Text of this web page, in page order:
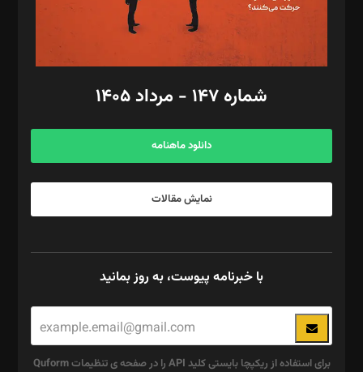
گرافیک و صفحه‌آرایی: سید‌سبحان‌علی ثابت
مد‌یر توسعه تجاری: کامبیز برید‌
امور مالی: شاپور رهبری، محمد‌ کاظمی‌نیا
آگهی و مشترکین: ۰۹۱۹۹۹۹۰۴۵۴
شماره ۱۴۷ - مرداد ۱۴۰۵
دانلود ماهنامه
نمایش مقالات
با خبرنامه پیوست، به روز بمانید
برای استفاده از ریکپچا بایستی کلید API را در صفحه ی تنظیمات Quform